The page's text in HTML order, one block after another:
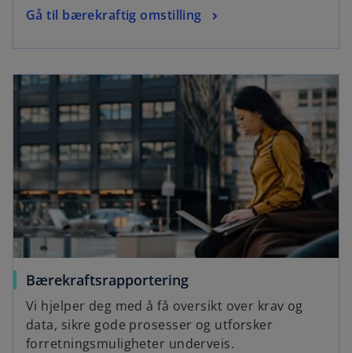
Gå til bærekraftig omstilling
Bærekraftsrapportering
Vi hjelper deg med å få oversikt over krav og
data, sikre gode prosesser og utforsker
forretningsmuligheter underveis.